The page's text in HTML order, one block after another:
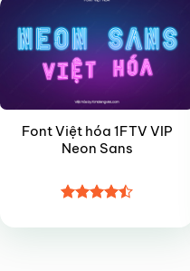
Font Việt hóa 1FTV VIP
Neon Sans
hạng4.5